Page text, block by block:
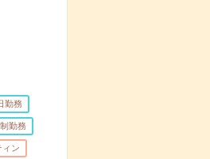
勤務
勤務
ィン